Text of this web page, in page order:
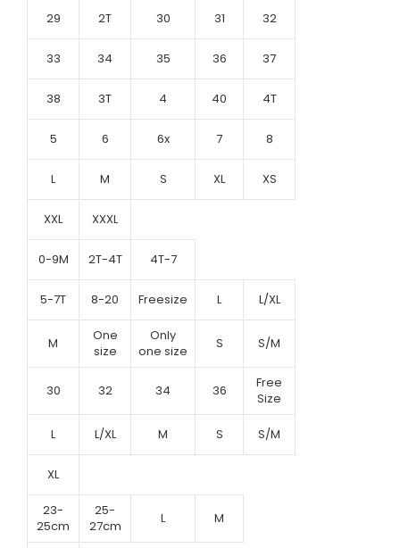
29 2T 30 31 32
33 34 35 36 37
38 3T 4 40 4T
5 6 6x 7 8
L M S XL XS
XXL XXXL
0-9M 2T-4T 4T-7
5-7T 8-20 Freesize L L/XL
M
One
size
Only
one size
S S/M
30 32 34 36
Free
Size
L L/XL M S S/M
XL
23-
25cm
25-
27cm
L M